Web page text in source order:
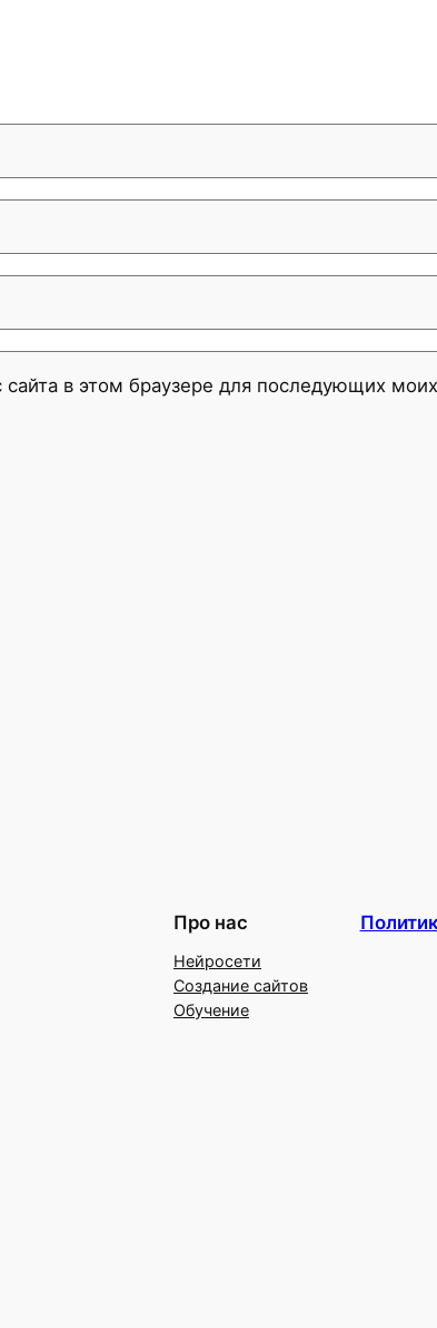
в этом браузере для последующих
Про нас
Нейросети
Создание сайтов
Обучение